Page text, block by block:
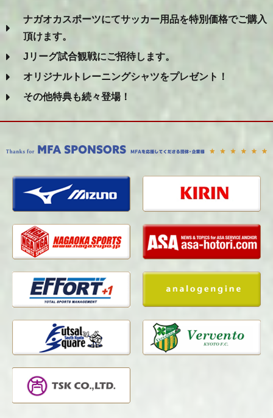
ナガオカスポーツにてサッカー用品を特別価格でご購入
頂けます。
Jリーグ試合観戦にご招待します。
オリジナルトレーニングシャツをプレゼント！
その他特典も続々登場！